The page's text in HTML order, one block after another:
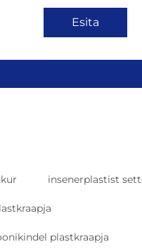
Esita
insenerplastist
plastkraapja